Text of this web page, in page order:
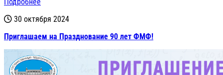
30 октября 2024
Приглашаем на Празднование 90 лет ФМФ!